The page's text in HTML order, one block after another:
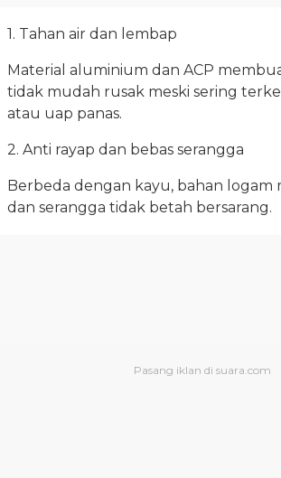
1. Tahan air dan lembap
Material aluminium dan ACP
tidak mudah rusak meski sering
atau uap panas.
2. Anti rayap dan bebas serangga
Berbeda dengan kayu, bahan logam
dan serangga tidak betah bersarang.